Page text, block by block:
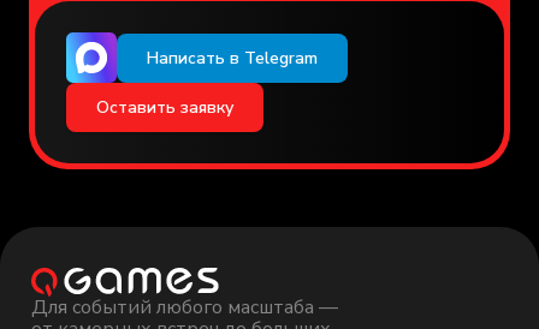
Написать в Telegram
Оставить заявку
Политика обработки персональных данных
Для событий любого масштаба —